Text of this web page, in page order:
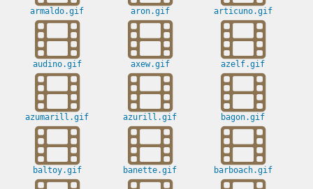
armaldo.gif aron.gif articuno.gif
audino.gif axew.gif azelf.gif
azumarill.gif azurill.gif bagon.gif
baltoy.gif banette.gif barboach.gif